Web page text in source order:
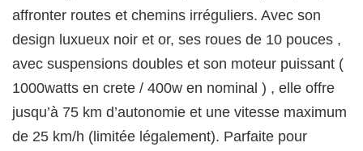
affronter routes et chemins irréguliers. Avec son
design luxueux noir et or, ses roues de 10 pouces ,
avec suspensions doubles et son moteur puissant (
1000watts en crete / 400w en nominal ) , elle offre
jusqu’à 75 km d’autonomie et une vitesse maximum
de 25 km/h (limitée légalement). Parfaite pour